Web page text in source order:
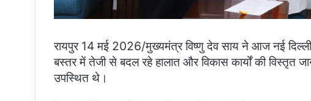
रायपुर 14 मई 2026/मुख्यमंत्र विष्णु देव साय ने आज नई
बस्तर में तेजी से बदल रहे हालात और विकास कार्यों की विस्तृत
उपस्थित थे।